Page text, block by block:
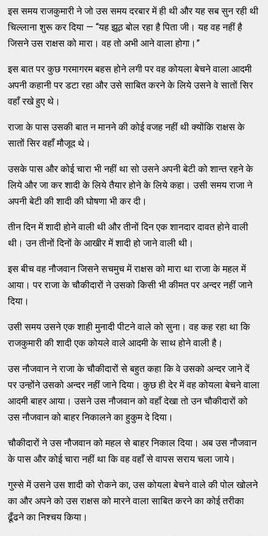
इस समय राजकुमारी ने जो उस समय दरबार में ही थी और यह सब सुन रही थी
चिल्लाना शुरू कर दिया — “यह झूठ बोल रहा है पिता जी। यह वह नहीं है
जिसने उस राक्षस को मारा। वह तो अभी आने वाला होगा।”
इस बात पर कुछ गरमागरम बहस होने लगी पर वह कोयला बेचने वाला आदमी
अपनी कहानी पर डटा रहा और उसे साबित करने के लिये उसने वे सातों सिर
वहाँ रखे हुए थे।
राजा के पास उसकी बात न मानने की कोई वजह नहीं थी क्योंकि राक्षस के
सातों सिर वहाँ मौजूद थे।
उसके पास और कोई चारा भी नहीं था सो उसने अपनी बेटी को शान्त रहने के
लिये और जा कर शादी के लिये तैयार होने के लिये कहा। उसी समय राजा ने
अपनी बेटी की शादी की घोषणा भी कर दी।
तीन दिन में शादी होने वाली थी और तीनों दिन एक शानदार दावत होने वाली
थी। उन तीनों दिनों के आखीर में शादी हो जाने वाली थी।
इस बीच वह नौजवान जिसने सचमुच में राक्षस को मारा था राजा के महल में
आया। पर राजा के चौकीदारों ने उसको किसी भी कीमत पर अन्दर नहीं जाने
दिया।
उसी समय उसने एक शाही मुनादी पीटने वाले को सुना। वह कह रहा था कि
राजकुमारी की शादी एक कोयले वाले आदमी के साथ होने वाली है।
उस नौजवान ने राजा के चौकीदारों से बहुत कहा कि वे उसको अन्दर जाने दें
पर उन्होंने उसको अन्दर नहीं जाने दिया। कुछ ही देर में वह कोयला बेचने वाला
आदमी बाहर आया। उसने उस नौजवान को वहाँ देखा तो उन चौकीदारों को
उस नौजवान को बाहर निकालने का हुकुम दे दिया।
चौकीदारों ने उस नौजवान को महल से बाहर निकाल दिया। अब उस नौजवान
के पास और कोई चारा नहीं था कि वह वहाँ से वापस सराय चला जाये।
गुस्से में उसने उस शादी को रोकने का, उस कोयला बेचने वाले की पोल खोलने
का और अपने को उस राक्षस को मारने वाला साबित करने का कोई तरीका
ढूँढने का निश्चय किया।